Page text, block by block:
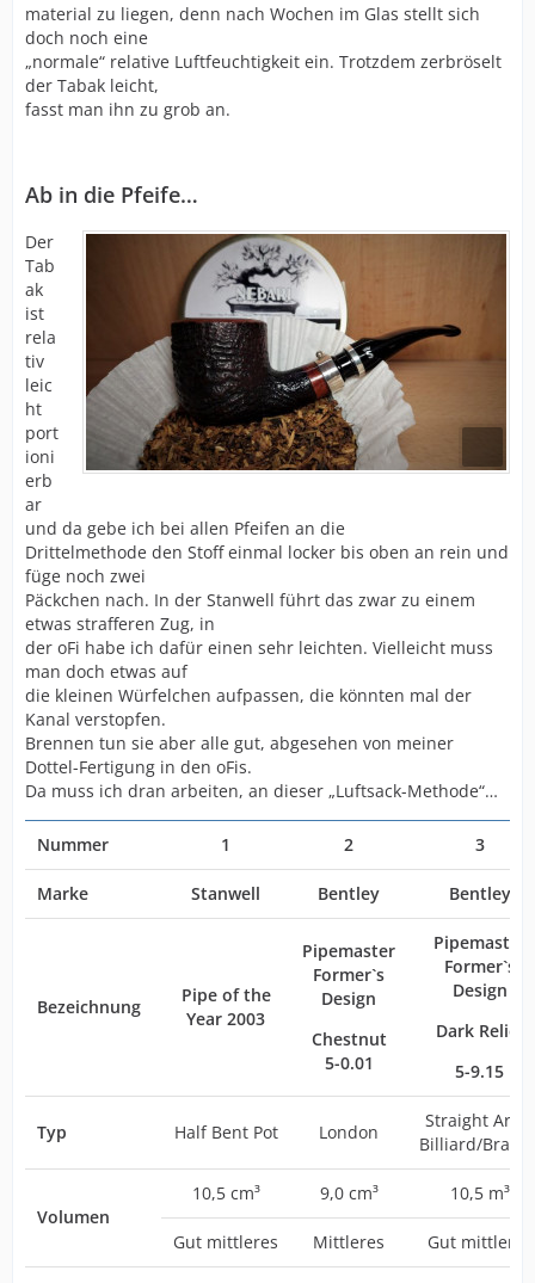
material zu liegen, denn nach Wochen im Glas stellt sich
doch noch eine
„normale“ relative Luftfeuchtigkeit ein. Trotzdem zerbröselt
der Tabak leicht,
fasst man ihn zu grob an.
Ab in die Pfeife…
Der
Tab
ak
ist
rela
tiv
leic
ht
port
ioni
erb
ar
und da gebe ich bei allen Pfeifen an die
Drittelmethode den Stoff einmal locker bis oben an rein und
füge noch zwei
Päckchen nach. In der Stanwell führt das zwar zu einem
etwas strafferen Zug, in
der oFi habe ich dafür einen sehr leichten. Vielleicht muss
man doch etwas auf
die kleinen Würfelchen aufpassen, die könnten mal der
Kanal verstopfen.
Brennen tun sie aber alle gut, abgesehen von meiner
Dottel-Fertigung in den oFis.
Da muss ich dran arbeiten, an dieser „Luftsack-Methode“…
Nummer 1 2 3
Marke Stanwell Bentley Bentley
Bezeichnung
Pipe of the
Year 2003
Pipemaster
Former`s
Design
Chestnut
5-0.01
Pipemaster
Former`s
Design
Dark Relief
5-9.15
Typ Half Bent Pot London
Straight Army
Billiard/
Volumen
10,5 cm³ 9,0 cm³ 10,5 m³
Gut mittleres Mittleres Gut mittleres